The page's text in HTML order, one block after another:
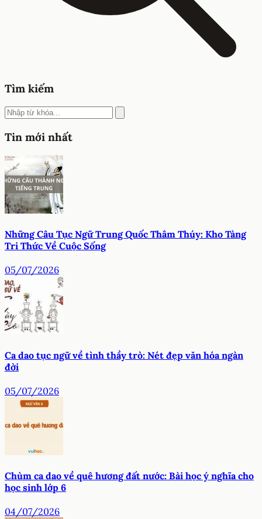
Tìm kiếm
Tin mới nhất
Những Câu Tục Ngữ Trung Quốc Thâm Thúy: Kho Tàng
Tri Thức Về Cuộc Sống
05/07/2026
Ca dao tục ngữ về tình thầy trò: Nét đẹp văn hóa ngàn
đời
05/07/2026
Chùm ca dao về quê hương đất nước: Bài học ý nghĩa cho
học sinh lớp 6
04/07/2026